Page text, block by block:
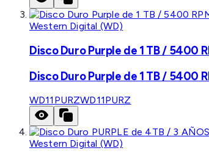
Western Digital (WD)
Disco Duro Purple de 1 TB / 5400
Disco Duro Purple de 1 TB / 5400
WD11PURZWD11PURZ
Western Digital (WD)